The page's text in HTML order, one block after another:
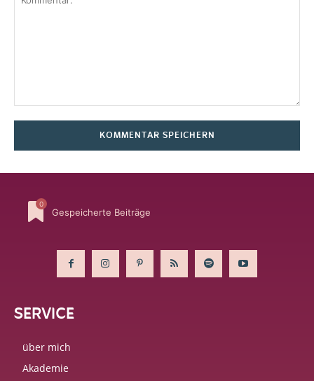
0
Gespeicherte Beiträge
SERVICE
über mich
Akademie